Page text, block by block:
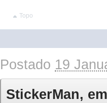
Topo
Postado 19
StickerMan,